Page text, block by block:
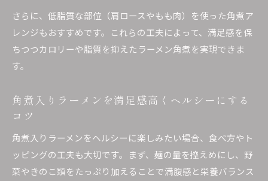
ラーメン角煮インスタントを健康的に味わう方
法
ジ
太りにくいラーメン角煮の選び方と食べ方
ラーメン角煮と野菜の組み合わせで満腹感アッ
プ
さらに、低脂質な部位（肩ロースやもも肉）を使った角煮ア
レンジもおすすめです。これらの工夫によって、満足感を保
ちつつカロリーや脂質を抑えたラーメン角煮を実現できま
す。
角煮入りラーメンを満足感高くヘルシーにする
コツ
角煮入りラーメンをヘルシーに楽しみたい場合、食べ方やト
ッピングの工夫も大切です。まず、麺の量を控えめにし、野
菜やきのこ類をたっぷり加えることで満腹感と栄養バランス